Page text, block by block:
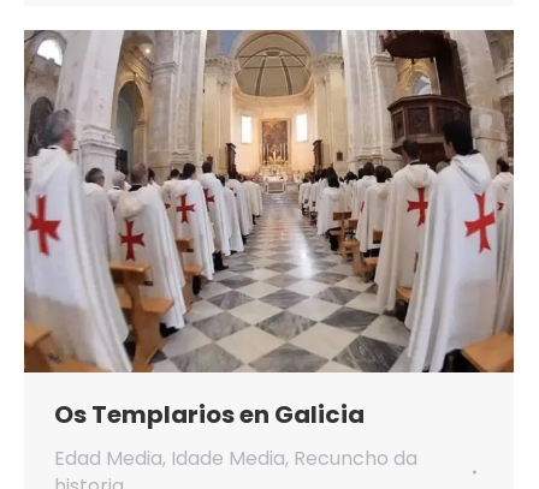
Os Templarios en Galicia
Edad Media, Idade Media, Recuncho da